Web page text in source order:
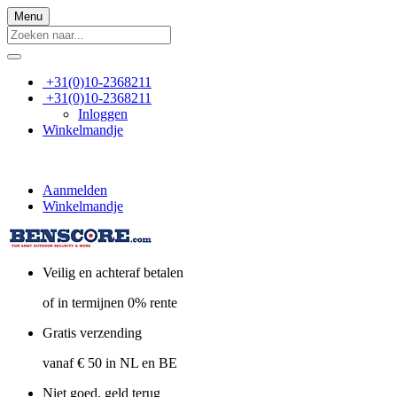
Menu
+31(0)10-2368211
+31(0)10-2368211
Inloggen
Winkelmandje
Aanmelden
Winkelmandje
Veilig en achteraf betalen
of in termijnen 0% rente
Gratis verzending
vanaf € 50 in NL en BE
Niet goed, geld terug